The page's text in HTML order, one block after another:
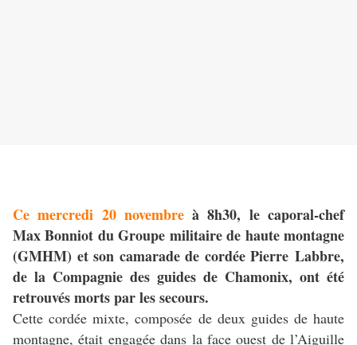
Ce mercredi 20 novembreà 8h30, le caporal-chef
Max Bonniot du Groupe militaire de haute montagne
(GMHM) et son camarade de cordée Pierre Labbre,
de la Compagnie des guides de Chamonix, ont été
retrouvés morts par les secours.
Cette cordée mixte, composée de deux guides de haute
montagne, était engagée dans la face ouest de l’Aiguille